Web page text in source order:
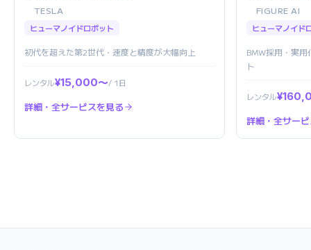
TESLA
ヒューマノイドロボット
初代を超えた第2世代・速度と精度が大幅向上
レンタル¥15,000〜/ 1日
詳細・全サービスを見る
FIGURE AI
ヒューマノイド
BMW採用・実
ト
レンタル
詳細・全サー